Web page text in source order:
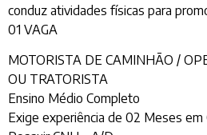
conduz atividades físicas para
01 VAGA
MOTORISTA DE CAMINHÃO /
OU TRATORISTA
Ensino Médio Completo
Exige experiência de 02 Meses em